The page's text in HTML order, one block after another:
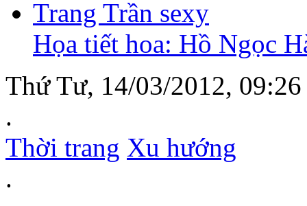
Họa tiết hoa: Hồ Ngọc
Thứ Tư, 14/03/2012,
.
Thời trang Xu hướng
.